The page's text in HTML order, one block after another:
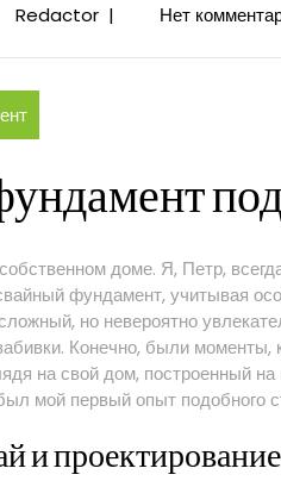
RedactorМой
строительства
| Нет
доме. Я, Петр,
фундамент, учитывая
но невероятно
Конечно, были моменты,
на свой дом, построенный
мой первый опыт подобного
и проектирование